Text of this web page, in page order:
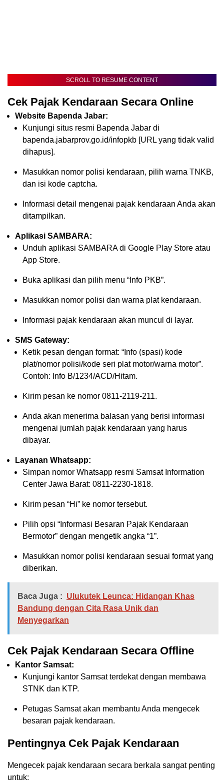
SCROLL TO RESUME CONTENT
Cek Pajak Kendaraan Secara Online
Website Bapenda Jabar:
Kunjungi situs resmi Bapenda Jabar di
bapenda.jabarprov.go.id/infopkb [URL yang tidak valid
dihapus].
Masukkan nomor polisi kendaraan, pilih warna TNKB,
dan isi kode captcha.
Informasi detail mengenai pajak kendaraan Anda akan
ditampilkan.
Aplikasi SAMBARA:
Unduh aplikasi SAMBARA di Google Play Store atau
App Store.
Buka aplikasi dan pilih menu “Info PKB”.
Masukkan nomor polisi dan warna plat kendaraan.
Informasi pajak kendaraan akan muncul di layar.
SMS Gateway:
Ketik pesan dengan format: “Info (spasi) kode
plat/nomor polisi/kode seri plat motor/warna motor”.
Contoh: Info B/1234/ACD/Hitam.
Kirim pesan ke nomor 0811-2119-211.
Anda akan menerima balasan yang berisi informasi
mengenai jumlah pajak kendaraan yang harus
dibayar.
Layanan Whatsapp:
Simpan nomor Whatsapp resmi Samsat Information
Center Jawa Barat: 0811-2230-1818.
Kirim pesan “Hi” ke nomor tersebut.
Pilih opsi “Informasi Besaran Pajak Kendaraan
Bermotor” dengan mengetik angka “1”.
Masukkan nomor polisi kendaraan sesuai format yang
diberikan.
Baca Juga : Ulukutek Leunca: Hidangan Khas
Bandung dengan Cita Rasa Unik dan
Menyegarkan
Cek Pajak Kendaraan Secara Offline
Kantor Samsat:
Kunjungi kantor Samsat terdekat dengan membawa
STNK dan KTP.
Petugas Samsat akan membantu Anda mengecek
besaran pajak kendaraan.
Pentingnya Cek Pajak Kendaraan
Mengecek pajak kendaraan secara berkala sangat penting
untuk: